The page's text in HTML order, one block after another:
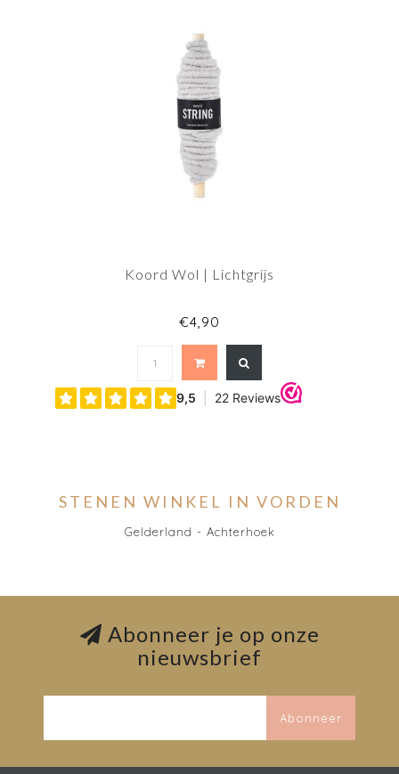
Koord Wol | Lichtgrijs
€4,90
STENEN WINKEL IN VORDEN
Gelderland - Achterhoek
Abonneer je op onze
nieuwsbrief
Abonneer